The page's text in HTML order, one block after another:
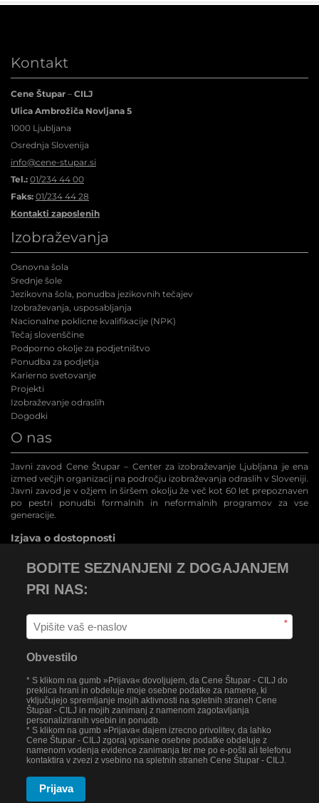
Kontakt
Cene Štupar – CILJ
Ulica Ambrožiča Novljana 5
1000 Ljubljana
Osrednja Slovenija
info@cene-stupar.si
Tel.: 01/234 44 00
Faks: 01/234 44 28
Kontakti zaposlenih
Izobraževanja
Osnovna šola
Srednje šole
Jezikovna šola, ponudba jezikovnih tečajev
Izobraževanja, usposabljanja
Nacionalne poklicne kvalifikacije (NPK)
Tečaj slovenščine
Podporno okolje za podjetništvo
Ponudba za podjetja
Karierno svetovanje
Projekti
Izobraževanje odraslih
Dogodki
O nas
Javni zavod Cene Štupar – Center za izobraževanje Ljubljana je ena
izmed večjih organizacij na področju izobraževanja odraslih v Sloveniji.
Javni zavod je v ožjem in širšem okolju že več kot 60 let prepoznaven
po pestri ponudbi formalnih in neformalnih programov za vse
generacije.
Izjava o dostopnosti
BODITE SEZNANJENI Z DOGAJANJEM
PRI NAS:
*
Obvestilo
* S klikom na gumb »Prijava« dovoljujem, da Cene Štupar - CILJ do
preklica hrani in obdeluje moje osebne podatke za namene, ki
vključujejo spremljanje mojih aktivnosti na spletnih straneh Cene
Štupar - CILJ in mojih zanimanj z namenom zagotavljanja
personaliziranih vsebin in ponudb.
* S klikom na gumb »Prijava« dajem izrecno privolitev, da lahko
Cene Štupar - CILJ zgoraj vpisane osebne podatke obdeluje z
namenom vodenja evidence zanimanja ter me po e-pošti ali telefonu
kontaktira v zvezi z vsebino na spletnih straneh Cene Štupar - CILJ.
Prijava